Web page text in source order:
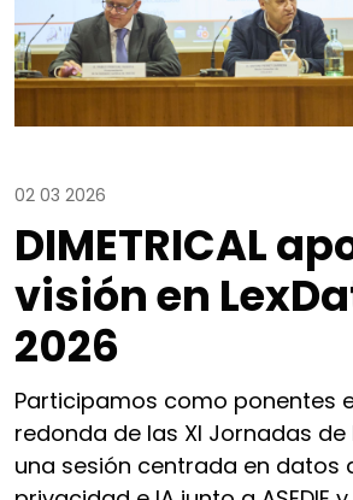
02 03 2026
DIMETRICAL
visión en
2026
Participamos como ponentes
redonda de las XI Jornadas de
una sesión centrada en datos